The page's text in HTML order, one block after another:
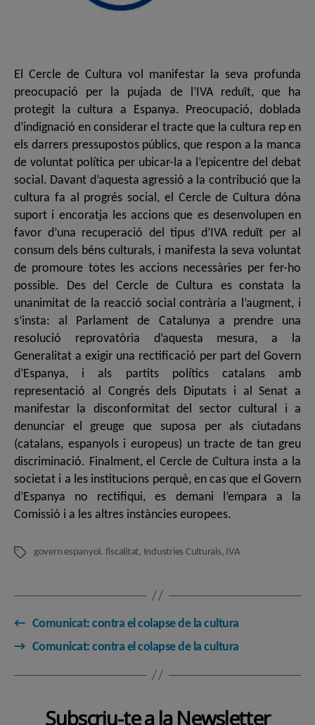
El Cercle de Cultura vol manifestar la seva profunda
preocupació per la pujada de l’IVA reduït, que ha
protegit la cultura a Espanya. Preocupació, doblada
d’indignació en considerar el tracte que la cultura rep en
els darrers pressupostos públics, que respon a la manca
de voluntat política per ubicar-la a l’epicentre del debat
social. Davant d’aquesta agressió a la contribució que la
cultura fa al progrés social, el Cercle de Cultura dóna
suport i encoratja les accions que es desenvolupen en
favor d’una recuperació del tipus d’IVA reduït per al
consum dels béns culturals, i manifesta la seva voluntat
de promoure totes les accions necessàries per fer-ho
possible. Des del Cercle de Cultura es constata la
unanimitat de la reacció social contrària a l’augment, i
s’insta: al Parlament de Catalunya a prendre una
resolució reprovatòria d’aquesta mesura, a la
Generalitat a exigir una rectificació per part del Govern
d’Espanya, i als partits polítics catalans amb
representació al Congrés dels Diputats i al Senat a
manifestar la disconformitat del sector cultural i a
denunciar el greuge que suposa per als ciutadans
(catalans, espanyols i europeus) un tracte de tan greu
discriminació. Finalment, el Cercle de Cultura insta a la
societat i a les institucions perquè, en cas que el Govern
d’Espanya no rectifiqui, es demani l’empara a la
Comissió i a les altres instàncies europees.
Etiquetesgovern espanyol. fiscalitat, Industries Culturals, IVA
← Comunicat: contra el colapse de la cultura
→ Comunicat: contra el colapse de la cultura
Subscriu-te a la Newsletter